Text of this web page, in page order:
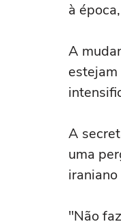
à
A
A
uma
"Não